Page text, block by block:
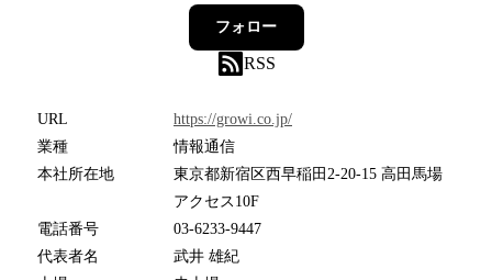
フォロー
RSS
URL
https://growi.co.jp/
業種
情報通信
本社所在地
東京都新宿区西早稲田2-20-15 高田馬場
アクセス10F
電話番号
03-6233-9447
代表者名
武井 雄紀